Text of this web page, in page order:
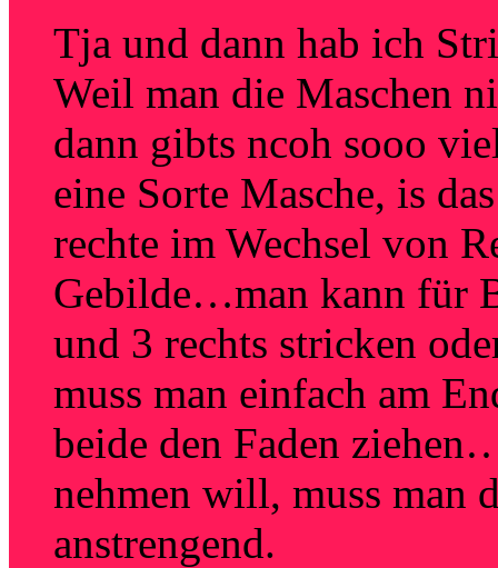
Tja und dann hab ich
Weil man die Maschen
dann gibts ncoh sooo
eine Sorte Masche, is
rechte im Wechsel von
Gebilde…man kann für
und 3 rechts stricken
muss man einfach am
beide den Faden
nehmen will, muss man
anstrengend.